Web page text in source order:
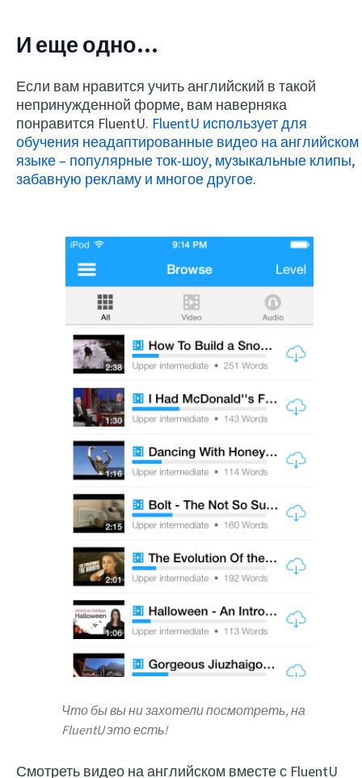
И еще одно…
Если вам нравится учить английский в такой
непринужденной форме, вам наверняка
понравится FluentU. FluentU использует для
обучения неадаптированные видео на английском
языке – популярные ток-шоу, музыкальные клипы,
забавную рекламу и многое другое.
Что бы вы ни захотели посмотреть, на
FluentU это есть!
Смотреть видео на английском вместе с FluentU